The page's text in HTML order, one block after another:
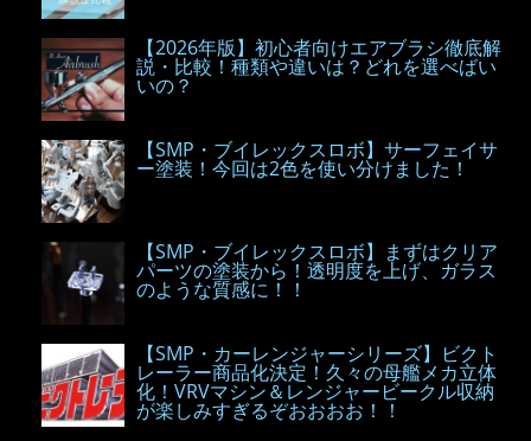
【2026年版】初心者向けエアブラシ徹底解
説・比較！種類や違いは？どれを選べばい
いの？
【SMP・ブイレックスロボ】サーフェイサ
ー塗装！今回は2色を使い分けました！
【SMP・ブイレックスロボ】まずはクリア
パーツの塗装から！透明度を上げ、ガラス
のような質感に！！
【SMP・カーレンジャーシリーズ】ビクト
レーラー商品化決定！久々の母艦メカ立体
化！VRVマシン＆レンジャービークル収納
が楽しみすぎるぞおおおお！！